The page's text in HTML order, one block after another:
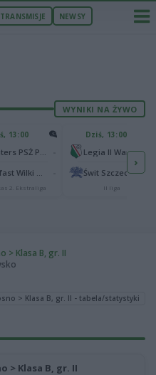
TRANSMISJE NEWSY
WYNIKI NA ŻYWO
13:00
2. Ekstraliga
Dziś, 13:00
Legia II Warszawa
Świt Szczecin
II liga
›
> Klasa B, gr. II
> Klasa B, gr. II - tabela/statystyki
> Klasa B, gr. II